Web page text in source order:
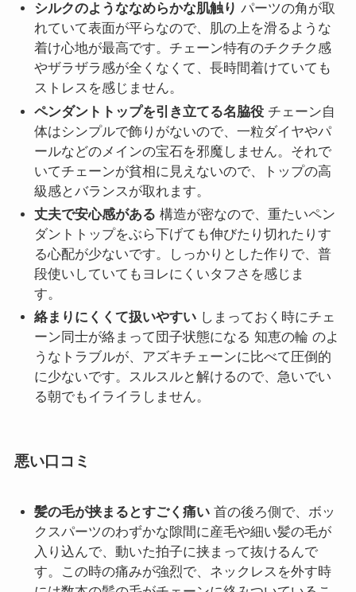
シルクのようななめらかな肌触り パーツの角が取
れていて表面が平らなので、肌の上を滑るような
着け心地が最高です。チェーン特有のチクチク感
やザラザラ感が全くなくて、長時間着けていても
ストレスを感じません。
ペンダントトップを引き立てる名脇役 チェーン自
体はシンプルで飾りがないので、一粒ダイヤやパ
ールなどのメインの宝石を邪魔しません。それで
いてチェーンが貧相に見えないので、トップの高
級感とバランスが取れます。
丈夫で安心感がある 構造が密なので、重たいペン
ダントトップをぶら下げても伸びたり切れたりす
る心配が少ないです。しっかりとした作りで、普
段使いしていてもヨレにくいタフさを感じま
す。
絡まりにくくて扱いやすい しまっておく時にチェ
ーン同士が絡まって団子状態になる 知恵の輪 のよ
うなトラブルが、アズキチェーンに比べて圧倒的
に少ないです。スルスルと解けるので、急いでい
る朝でもイライラしません。
悪い口コミ
髪の毛が挟まるとすごく痛い 首の後ろ側で、ボッ
クスパーツのわずかな隙間に産毛や細い髪の毛が
入り込んで、動いた拍子に挟まって抜けるんで
す。この時の痛みが強烈で、ネックレスを外す時